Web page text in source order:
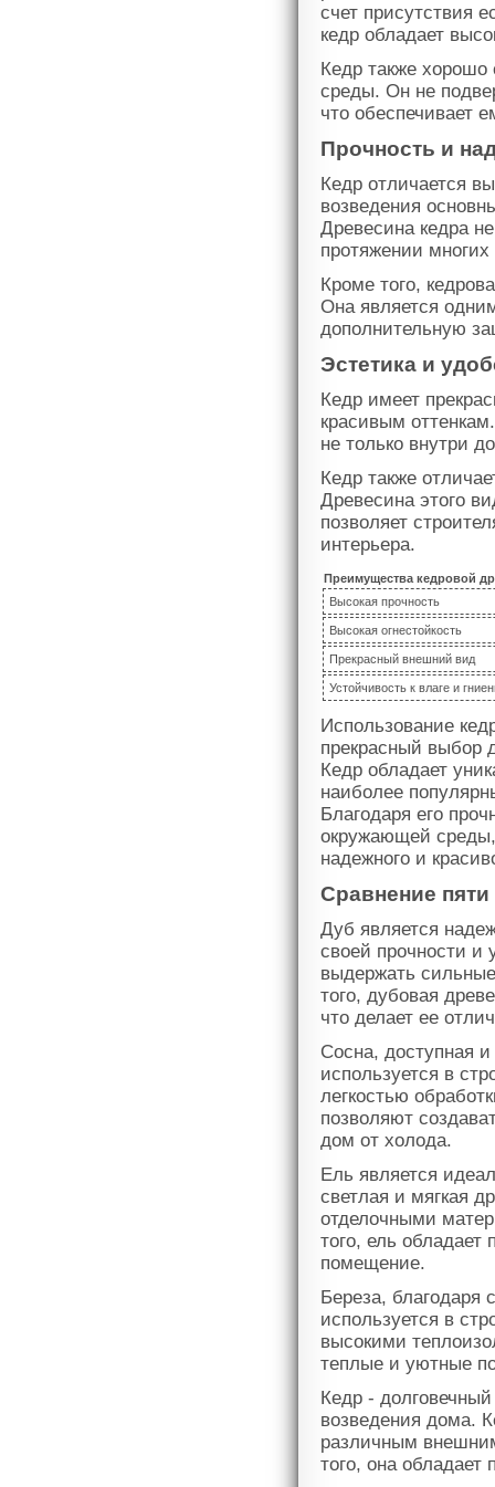
счет присутствия
кедр обладает
Кедр также
среды. Он не
что обеспечивает
Прочность и
Кедр отличается
возведения
Древесина кедра
протяжении многих
Кроме того,
Она является
дополнительную
Эстетика и
Кедр имеет
красивым
не только внутри
Кедр также
Древесина этого
позволяет
интерьера.
Преимущества кедровой
Высокая прочность
Высокая огнестойкость
Прекрасный внешний вид
Устойчивость к влаге и
Использование
прекрасный выбор
Кедр обладает
наиболее
Благодаря его
окружающей
надежного и
Сравнение
Дуб является
своей прочности и
выдержать
того, дубовая
что делает ее
Сосна, доступная
используется в
легкостью
позволяют
дом от холода.
Ель является
светлая и мягкая
отделочными
того, ель
помещение.
Береза, благодаря
используется в
высокими
теплые и уютные
Кедр -
возведения дома.
различным
того, она